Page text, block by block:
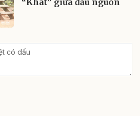
“Khát” giữa đầu nguồn